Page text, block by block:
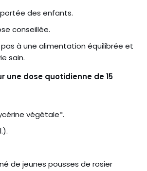
des enfants.
conseillée.
à une alimentation équilibrée et
sain.
une dose quotidienne de 15
végétale*.
de jeunes pousses de rosier